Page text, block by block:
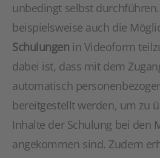
unbedingt selbst
beispielsweise auch die
Schulungen in Videoform
dabei ist, dass mit dem
automatisch
bereitgestellt werden, um zu
Inhalte der Schulung bei den
angekommen sind. Zudem